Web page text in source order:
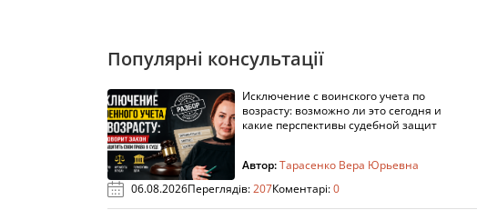
Популярні консультації
Исключение с воинского учета по
возрасту: возможно ли это сегодня и
какие перспективы судебной защит
Автор:Тарасенко Вера Юрьевна
06.08.2026Переглядів:207Коментарі:0